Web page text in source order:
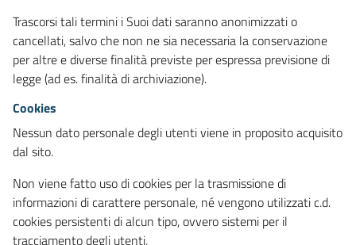
Trascorsi tali termini i Suoi dati saranno anonimizzati o
cancellati, salvo che non ne sia necessaria la conservazione
per altre e diverse finalità previste per espressa previsione di
legge (ad es. finalità di archiviazione).
Cookies
Nessun dato personale degli utenti viene in proposito acquisito
dal sito.
Non viene fatto uso di cookies per la trasmissione di
informazioni di carattere personale, né vengono utilizzati c.d.
cookies persistenti di alcun tipo, ovvero sistemi per il
tracciamento degli utenti.